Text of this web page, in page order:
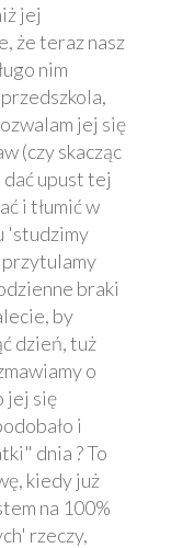
jej
że teraz nasz
nim
jej się
(czy skacząc
upust tej
i tłumić w
'studzimy
przytulamy
braki
by
dzień, tuż
o
jej się
i
dnia ? To
kiedy już
na 100%
rzeczy,